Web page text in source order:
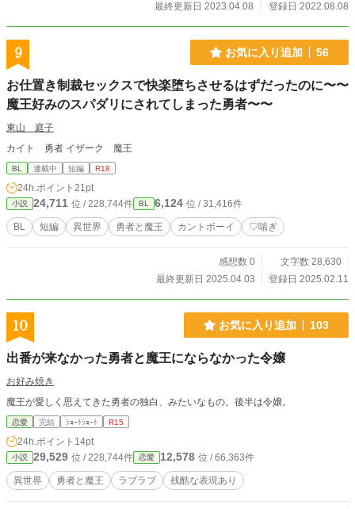
最終更新日 2023.04.08
登録日 2022.08.08
9 お気に入り追加 56
お仕置き制裁セックスで快楽堕ちさせるはずだったのに〜〜
魔王好みのスパダリにされてしまった勇者〜〜
東山 庭子
カイト 勇者 イザーク 魔王
BL 連載中 短編 R18
24h.ポイント 21pt
小説 24,711 位 / 228,744件 BL 6,124 位 / 31,416件
BL 短編 異世界 勇者と魔王 カントボーイ ♡喘ぎ
感想数 0
文字数 28,630
最終更新日 2025.04.03
登録日 2025.02.11
10 お気に入り追加 103
出番が来なかった勇者と魔王にならなかった令嬢
お好み焼き
魔王が愛しく思えてきた勇者の独白、みたいなもの。後半は令嬢。
恋愛 完結 ｼｮｰﾄｼｮｰﾄ R15
24h.ポイント 14pt
小説 29,529 位 / 228,744件 恋愛 12,578 位 / 66,363件
異世界 勇者と魔王 ラブラブ 残酷な表現あり